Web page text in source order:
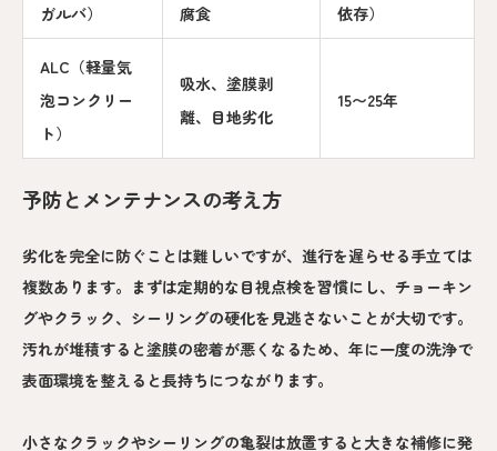
ガルバ）
腐食
依存）
ALC（軽量気
泡コンクリー
ト）
吸水、塗膜剥
離、目地劣化
15〜25年
予防とメンテナンスの考え方
劣化を完全に防ぐことは難しいですが、進行を遅らせる手立ては
複数あります。まずは定期的な目視点検を習慣にし、チョーキン
グやクラック、シーリングの硬化を見逃さないことが大切です。
汚れが堆積すると塗膜の密着が悪くなるため、年に一度の洗浄で
表面環境を整えると長持ちにつながります。
小さなクラックやシーリングの亀裂は放置すると大きな補修に発